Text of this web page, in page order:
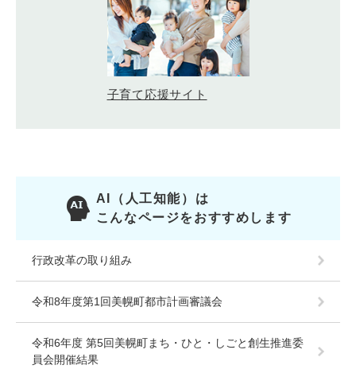
子育て応援サイト
AI（人工知能）は
こんなページをおすすめします
行政改革の取り組み
令和8年度第1回美幌町都市計画審議会
令和6年度 第5回美幌町まち・ひと・しごと創生推進委
員会開催結果